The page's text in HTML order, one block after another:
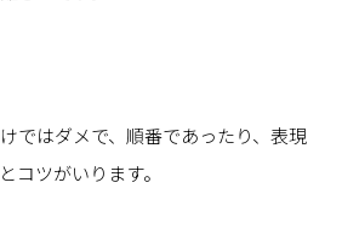
ではダメで、順番であったり、表現
コツがいります。